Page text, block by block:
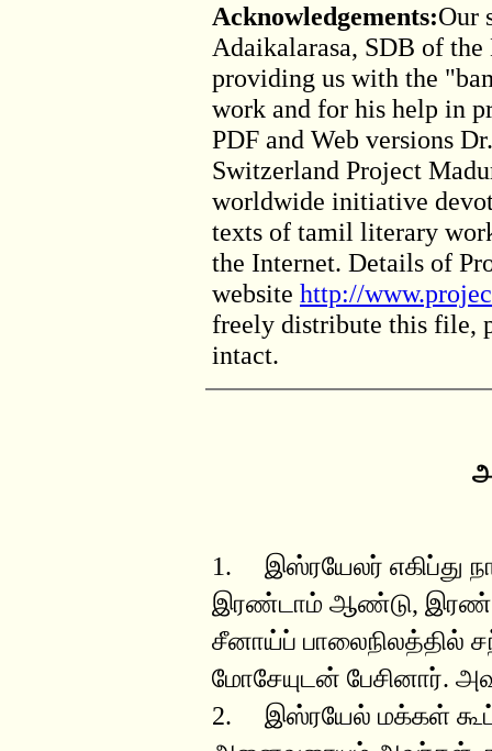
Acknowledgements:Our
Adaikalarasa, SDB of
providing us with the
work and for his help in
PDF and Web versions
Switzerland Project
worldwide initiative
texts of tamil literary
the Internet. Details of
website http://
freely distribute this file,
intact.
1. இஸ்ரயேலர் எகிப்து
இரண்டாம் ஆண்டு,
சீனாய்ப் பாலைநிலத்தில்
மோசேயுடன் பேசினார்.
2. இஸ்ரயேல் மக்கள்